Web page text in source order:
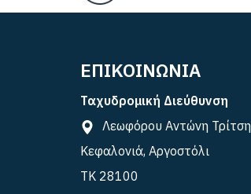
ΕΠΙΚΟΙΝΩΝΙΑ
Ταχυδρομική Διεύθυνση
Λεωφόρου Αντώνη
Κεφαλονιά, Αργοστόλι
ΤΚ 28100